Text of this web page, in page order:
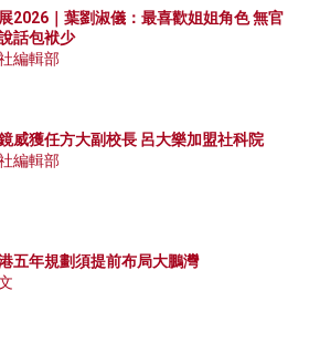
2026｜葉劉淑儀：最喜歡姐姐角色 無官
話包袱少
編輯部
威獲任方大副校長 呂大樂加盟社科院
編輯部
五年規劃須提前布局大鵬灣